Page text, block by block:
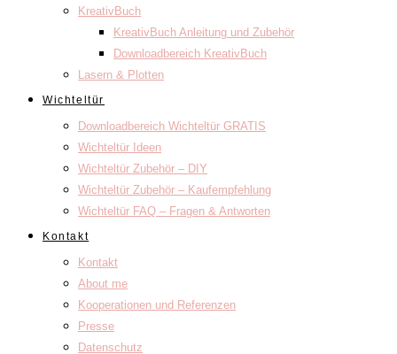
KreativBuch
KreativBuch Anleitung und Zubehör
Downloadbereich KreativBuch
Lasern & Plotten
Wichteltür
Downloadbereich Wichteltür GRATIS
Wichteltür Ideen
Wichteltür Zubehör – DIY
Wichteltür Zubehör – Kaufempfehlung
Wichteltür FAQ – Fragen & Antworten
Kontakt
Kontakt
About me
Kooperationen und Referenzen
Presse
Datenschutz